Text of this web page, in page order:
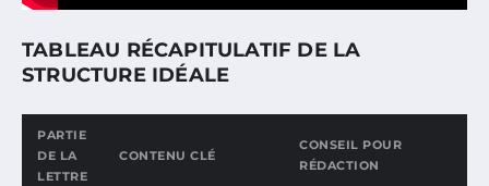
TABLEAU RÉCAPITULATIF DE LA
STRUCTURE IDÉALE
PARTIE
DE LA
LETTRE
CONTENU CLÉ
CONSEIL POUR
RÉDACTION